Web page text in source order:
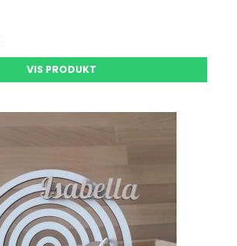
VIS PRODUKT